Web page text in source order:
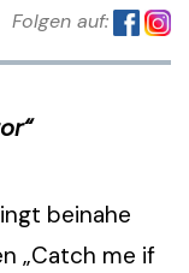
Folgen auf:
beinahe
„Catch me if